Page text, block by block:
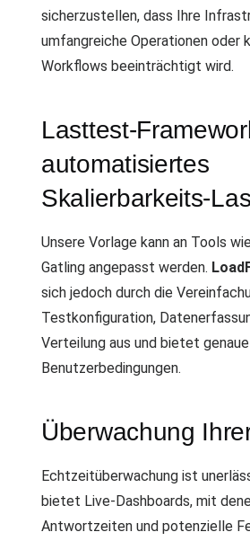
sicherzustellen, dass Ihre
umfangreiche Operationen oder
Workflows beeinträchtigt wird.
Lasttest-
automatisiertes
Skalierbarkeits-
Unsere Vorlage kann an Tools
Gatling angepasst werden.
sich jedoch durch die
Testkonfiguration,
Verteilung aus und bietet
Benutzerbedingungen.
Überwachung
Echtzeitüberwachung ist
bietet Live-Dashboards, mit
Antwortzeiten und potenzielle